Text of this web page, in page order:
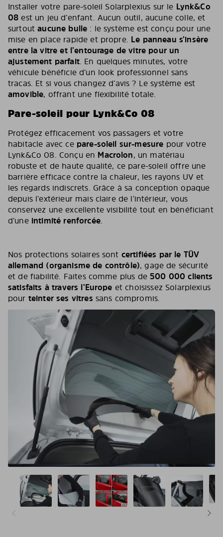
Installer votre pare-soleil Solarplexius sur le Lynk&Co
08 est un jeu d’enfant. Aucun outil, aucune colle, et
surtoutaucune bulle : le système est conçu pour une
mise en place rapide et propre. Le panneau s’insère
entre la vitre et l’entourage de vitre pour un
ajustement parfait. En quelques minutes, votre
véhicule bénéficie d’un look professionnel sans
tracas. Et si vous changez d’avis ? Le système est
amovible, offrant une flexibilité totale.
Pare-soleil pour Lynk&Co 08
Protégez efficacement vos passagers et votre
habitacle avec ce pare-soleil sur-mesure pour votre
Lynk&Co 08. Conçu en Macrolon, un matériau
robuste et de haute qualité, ce pare-soleil offre une
barrière efficace contre la chaleur, les rayons UV et
les regards indiscrets. Grâce à sa conception opaque
depuis l’extérieur mais claire de l’intérieur, vous
conservez une excellente visibilité tout en bénéficiant
d’une intimité renforcée.
Nos protections solaires sont certifiées par le TÜV
allemand (organisme de contrôle), gage de sécurité
et de fiabilité. Faites comme plus de500 000 clients
satisfaits à travers l’Europe et choisissez Solarplexius
pour teinter ses vitres sans compromis.